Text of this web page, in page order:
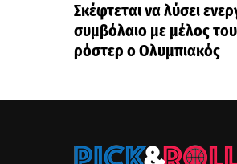
Σκέφτεται να λύσει
συμβόλαιο με μέλος του
ρόστερ ο Ολυμπιακός